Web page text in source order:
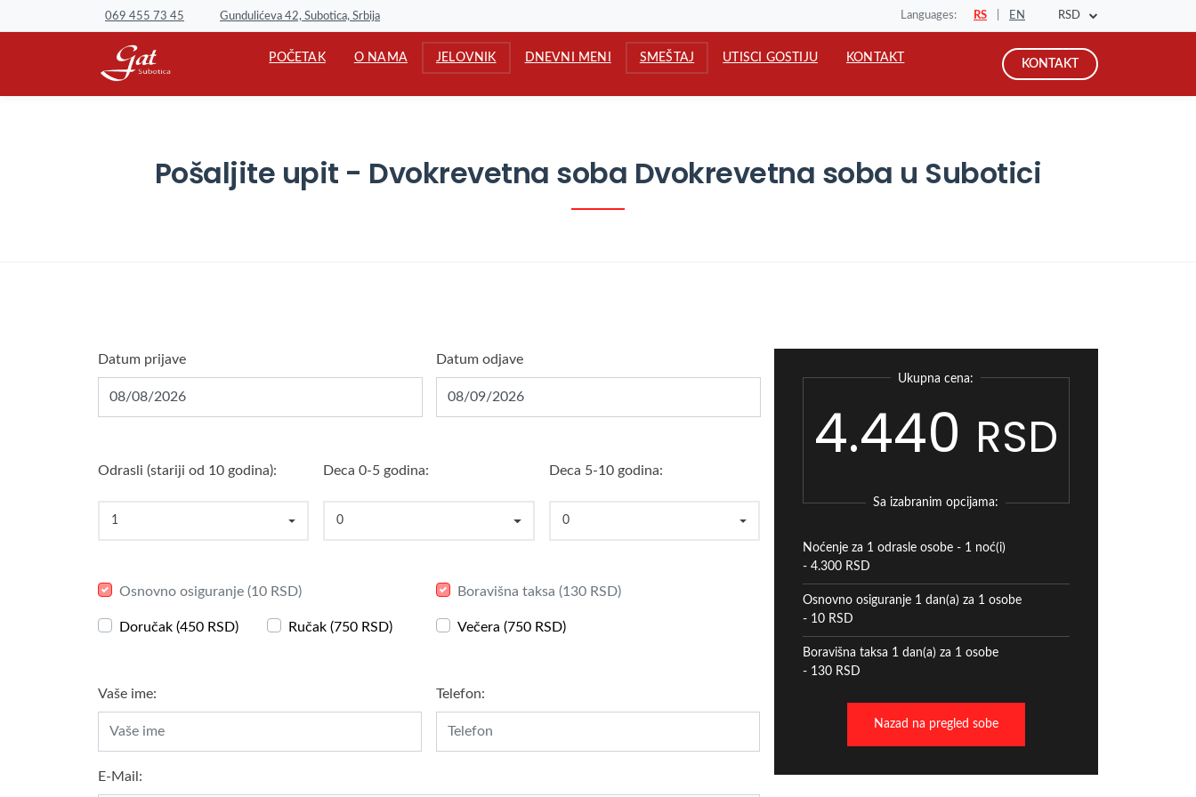
069 455 73 45 Gundulićeva 42, Subotica, Srbija Languages: RS EN RSD
POČETAK O NAMA JELOVNIK DNEVNI MENI SMEŠTAJ UTISCI GOSTIJU KONTAKT
KONTAKT
Pošaljite upit - Dvokrevetna soba Dvokrevetna soba u Subotici
Datum prijave Datum odjave
Odrasli (stariji od 10 godina):
1
Deca 0-5 godina:
0
Deca 5-10 godina:
0
Osnovno osiguranje (10 RSD) Boravišna taksa (130 RSD)
Doručak (450 RSD) Ručak (750 RSD) Večera (750 RSD)
Vaše ime: Telefon:
E-Mail:
Ukupna cena:
4.440 RSD
Sa izabranim opcijama:
Noćenje za 1 odrasle osobe - 1 noć(i)
- 4.300 RSD
Osnovno osiguranje 1 dan(a) za 1 osobe
- 10 RSD
Boravišna taksa 1 dan(a) za 1 osobe
- 130 RSD
Nazad na pregled sobe